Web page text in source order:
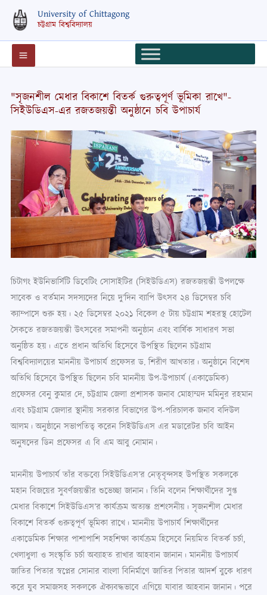
content
University of Chittagong
চট্টগ্রাম বিশ্ববিদ্যালয়
"সৃজনশীল মেধার বিকাশে বিতর্ক গুরুত্বপূর্ণ ভূমিকা রাখে"-
সিইউডিএস-এর রজতজয়ন্তী অনুষ্ঠানে চবি উপাচার্য
চিটাগং ইউনিভার্সিটি ডিবেটিং সোসাইটির (সিইউডিএস) রজতজয়ন্তী উপলক্ষে
সাবেক ও বর্তমান সদস্যদের নিয়ে দু’দিন ব্যাপি উৎসব ২৪ ডিসেম্বর চবি
ক্যাম্পাসে শুরু হয়। ২৫ ডিসেম্বর ২০২১ বিকেল ৫ টায় চট্টগ্রাম শহরস্থ হোটেল
সৈকতে রজতজয়ন্তী উৎসবের সমাপনী অনুষ্ঠান এবং বার্ষিক সাধারণ সভা
অনুষ্ঠিত হয়। এতে প্রধান অতিথি হিসেবে উপস্থিত ছিলেন চট্টগ্রাম
বিশ্ববিদ্যালয়ের মাননীয় উপাচার্য প্রফেসর ড. শিরীণ আখতার। অনুষ্ঠানে বিশেষ
অতিথি হিসেবে উপস্থিত ছিলেন চবি মাননীয় উপ-উপাচার্য (একাডেমিক)
প্রফেসর বেনু কুমার দে, চট্টগ্রাম জেলা প্রশাসক জনাব মোহাম্মদ মমিনুর রহমান
এবং চট্টগ্রাম জেলার স্থানীয় সরকার বিভাগের উপ-পরিচালক জনাব বদিউল
আলম। অনুষ্ঠানে সভাপতিত্ব করেন সিইউডিএস এর মডারেটর চবি আইন
অনুষদের ডিন প্রফেসর এ বি এম আবু নোমান।
মাননীয় উপাচার্য তাঁর বক্তব্যে সিইউডিএস’র নেতৃবৃন্দসহ উপস্থিত সকলকে
মহান বিজয়ের সুবর্ণজয়ন্তীর শুভেচ্ছা জানান। তিনি বলেন শিক্ষার্থীদের সুপ্ত
মেধার বিকাশে সিইউডিএস’র কার্যক্রম অত্যন্ত প্রশংসনীয়। সৃজনশীল মেধার
বিকাশে বিতর্ক গুরুত্বপূর্ণ ভূমিকা রাখে। মাননীয় উপাচার্য শিক্ষার্থীদের
একাডেমিক শিক্ষার পাশাপাশি সহশিক্ষা কার্যক্রম হিসেবে নিয়মিত বিতর্ক চর্চা,
খেলাধুলা ও সংস্কৃতি চর্চা অব্যাহত রাখার আহবান জানান। মাননীয় উপাচার্য
জাতির পিতার স্বপ্নের সোনার বাংলা বিনির্মাণে জাতির পিতার আদর্শ বুকে ধারণ
করে যুব সমাজসহ সকলকে ঐক্যবদ্ধভাবে এগিয়ে যাবার আহবান জানান। পরে